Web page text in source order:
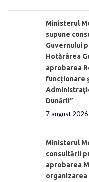
Ministerul
supune
Guvernului
Hotărârea
aprobarea
funcționare
Dunării”
7 august 2026
Ministerul
consultării
aprobarea